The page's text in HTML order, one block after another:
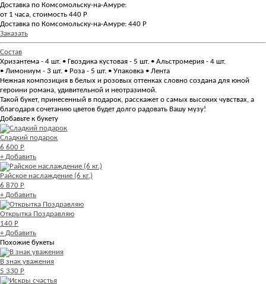
Доставка по Комсомольску-на-Амуре:
от 1 часа, стоимость 440 Р
Доставка по Комсомольску-на-Амуре: 440 Р
Заказать
Состав
Хризантема - 4 шт. • Гвоздика кустовая - 5 шт. • Альстромерия - 4 шт.
• Лимониум - 3 шт. • Роза - 5 шт. • Упаковка • Лента
Нежная композиция в белых и розовых оттенках словно создана для юной
героини романа, удивительной и неотразимой.
Такой букет, принесенный в подарок, расскажет о самых высоких чувствах, а
благодаря сочетанию цветов будет долго радовать Вашу музу!
Добавьте к букету
Сладкий подарок
6 600 Р
+ Добавить
Райское наслаждение (6 кг.)
6 870 Р
+ Добавить
Открытка Поздравляю
140 Р
+ Добавить
Похожие букеты
В знак уважения
5 330 Р